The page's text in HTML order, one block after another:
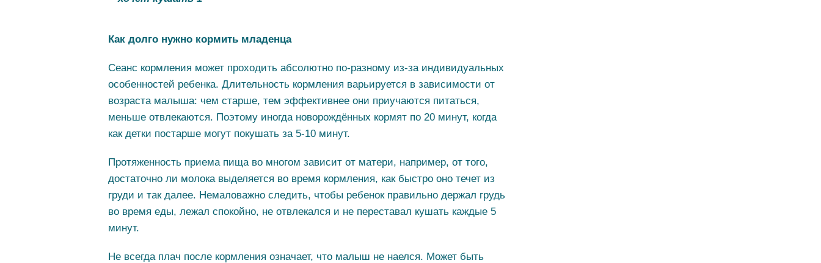
Как долго нужно кормить младенца
Сеанс кормления может проходить абсолютно по-разному из-за индивидуальных
особенностей ребенка. Длительность кормления варьируется в зависимости от
возраста малыша: чем старше, тем эффективнее они приучаются питаться,
меньше отвлекаются. Поэтому иногда новорождённых кормят по 20 минут, когда
как детки постарше могут покушать за 5-10 минут.
Протяженность приема пища во многом зависит от матери, например, от того,
достаточно ли молока выделяется во время кормления, как быстро оно течет из
груди и так далее. Немаловажно следить, чтобы ребенок правильно держал грудь
во время еды, лежал спокойно, не отвлекался и не переставал кушать каждые 5
минут.
Не всегда плач после кормления означает, что малыш не наелся. Может быть